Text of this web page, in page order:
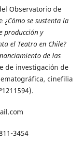
Observatorio de
¿Cómo se sustenta la
producción y
el Teatro en Chile?
de las
de investigación de
cinefilia
3454